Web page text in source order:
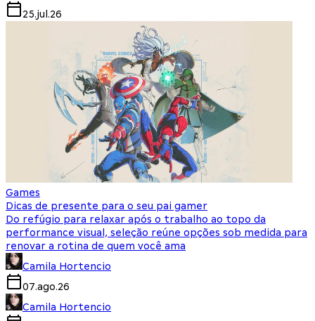
25.jul.26
Games
Dicas de presente para o seu pai gamer
Do refúgio para relaxar após o trabalho ao topo da
performance visual, seleção reúne opções sob medida para
renovar a rotina de quem você ama
Camila Hortencio
07.ago.26
Camila Hortencio